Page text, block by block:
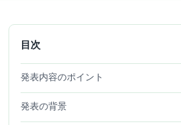
目次
発表内容のポイント
発表の背景